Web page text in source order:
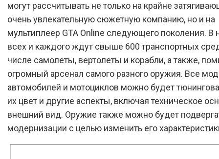
могут рассчитывать не только на крайне
очень увлекательную сюжетную компанию, но и на
мультиплеер GTA Online следующего поколения. В
всех и каждого ждут свыше 600 транспортных
числе самолеты, вертолеты и корабли, а также,
огромный арсенал самого разного оружия. Все
автомобилей и мотоциклов можно будет
их цвет и другие аспекты, включая техническое
внешний вид. Оружие также можно будет
модернизации с целью изменить его